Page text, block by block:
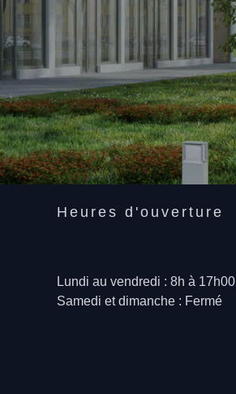
Heures d'ouverture
Lundi au vendredi : 8h à 17h00
Samedi et dimanche : Fermé